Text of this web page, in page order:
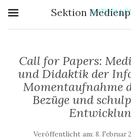
Call for Papers:
und Didaktik der
Momentaufnahme
Bezüge und
Veröffentlicht am: 8. Februar
Sektion